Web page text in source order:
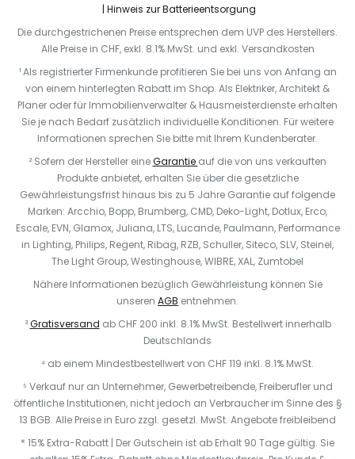
Hinweis zur Batterieentsorgung
Die durchgestrichenen Preise entsprechen dem UVP des Herstellers.
Alle Preise in CHF, exkl. 8.1% MwSt. und exkl. Versandkosten
¹ Als registrierter Firmenkunde profitieren Sie bei uns von Anfang an
von einem hinterlegten Rabatt im Shop. Als Elektriker, Architekt &
Planer oder für Immobilienverwalter & Hausmeisterdienste erhalten
Sie je nach Bedarf zusätzlich individuelle Konditionen. Für weitere
Informationen sprechen Sie bitte mit Ihrem Kundenberater.
² Sofern der Hersteller eineGarantie auf die von uns verkauften
Produkte anbietet, erhalten Sie über die gesetzliche
Gewährleistungsfrist hinaus bis zu 5 Jahre Garantie auf folgende
Marken: Arcchio, Bopp, Brumberg, CMD, Deko-Light, Dotlux, Erco,
Escale, EVN, Glamox, Juliana, LTS, Lucande, Paulmann, Performance
in Lighting, Philips, Regent, Ribag, RZB, Schuller, Siteco, SLV, Steinel,
The Light Group, Westinghouse, WIBRE, XAL, Zumtobel
Nähere Informationen bezüglich Gewährleistung können Sie
unseren AGB entnehmen.
³Gratisversand ab CHF 200 inkl. 8.1% MwSt. Bestellwert innerhalb
Deutschlands
⁴ ab einem Mindestbestellwert von CHF 119 inkl. 8.1% MwSt.
⁵ Verkauf nur an Unternehmer, Gewerbetreibende, Freiberufler und
öffentliche Institutionen, nicht jedoch an Verbraucher im Sinne des §
13 BGB. Alle Preise in Euro zzgl. gesetzl. MwSt. Angebote freibleibend
* 15% Extra-Rabatt | Der Gutschein ist ab Erhalt 90 Tage gültig. Sie